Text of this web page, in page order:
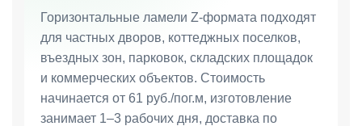
Горизонтальные ламели Z-формата подходят
для частных дворов, коттеджных поселков,
въездных зон, парковок, складских площадок
и коммерческих объектов. Стоимость
начинается от 61 руб./пог.м, изготовление
занимает 1–3 рабочих дня, доставка по